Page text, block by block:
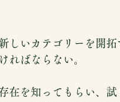
しいカテゴリーを開
ればならない。
在を知ってもらい、